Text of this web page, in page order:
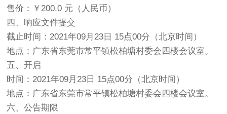
售价：￥200.0 元（人民币）
四、响应文件提交
截止时间：2021年09月23日 15点00分（北京时间）
地点：广东省东莞市常平镇松柏塘村委会四楼会议室。
五、开启
时间：2021年09月23日 15点00分（北京时间）
地点：广东省东莞市常平镇松柏塘村委会四楼会议室。
六、公告期限